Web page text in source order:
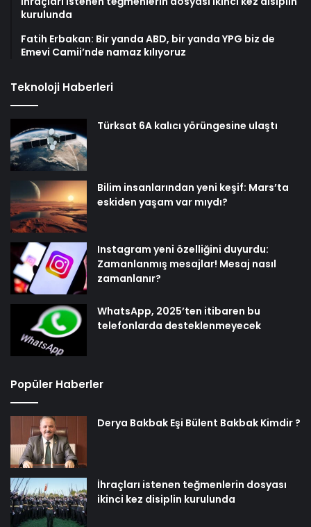
kurulunda
Fatih Erbakan: Bir yanda ABD, bir yanda YPG biz de
Emevi Camii’nde namaz kılıyoruz
Teknoloji Haberleri
Türksat 6A kalıcı yörüngesine ulaştı
Bilim insanlarından yeni keşif: Mars’ta
eskiden yaşam var mıydı?
Instagram yeni özelliğini duyurdu:
Zamanlanmış mesajlar! Mesaj nasıl
zamanlanır?
WhatsApp, 2025’ten itibaren bu
telefonlarda desteklenmeyecek
Popüler Haberler
Derya Bakbak Eşi Bülent Bakbak Kimdir ?
İhraçları istenen teğmenlerin dosyası
ikinci kez disiplin kurulunda